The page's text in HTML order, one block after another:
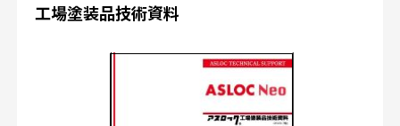
工場塗装品技術資料